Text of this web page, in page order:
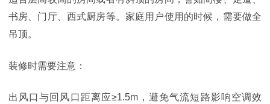
书房、门厅、西式厨房等。家庭用户使用的时候，需要做全
吊顶。
装修时需要注意：
出风口与回风口距离应≥1.5m，避免气流短路影响空调效